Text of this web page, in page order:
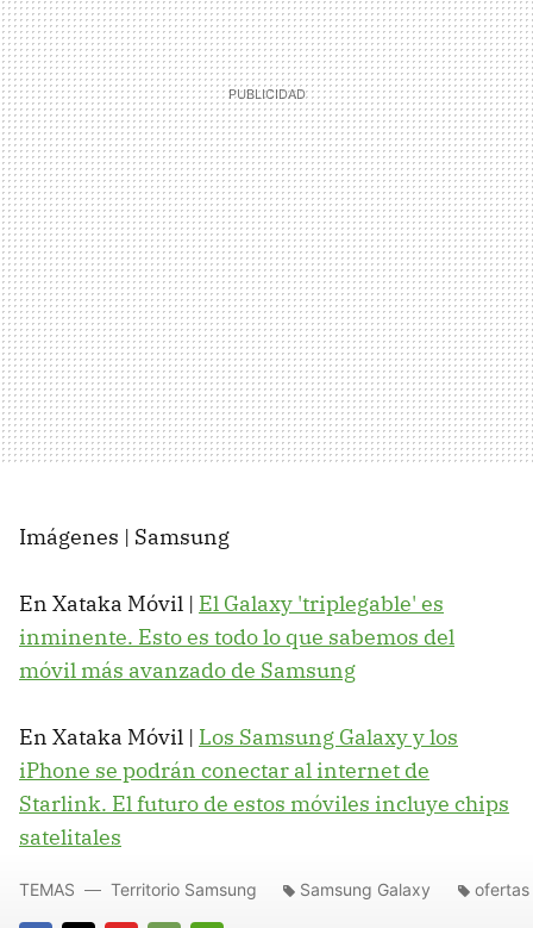
Imágenes | Samsung
En Xataka Móvil | El Galaxy 'triplegable' es
inminente. Esto es todo lo que sabemos del
móvil más avanzado de Samsung
En Xataka Móvil | Los Samsung Galaxy y los
iPhone se podrán conectar al internet de
Starlink. El futuro de estos móviles incluye chips
satelitales
TEMAS Territorio Samsung Samsung Galaxy ofertas